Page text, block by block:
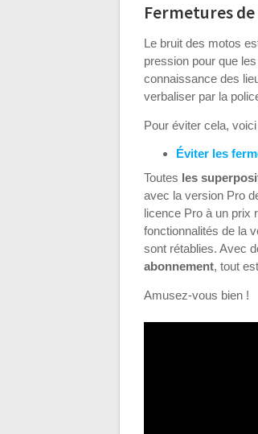
Fermetures
Le bruit des motos
pression pour que
connaissance des
verbaliser par la
Pour éviter cela,
Éviter les
Toutes les
avec la version Pro
licence Pro à un prix
fonctionnalités de la
sont rétablies. Avec
abonnement, tout
Amusez-vous bien !